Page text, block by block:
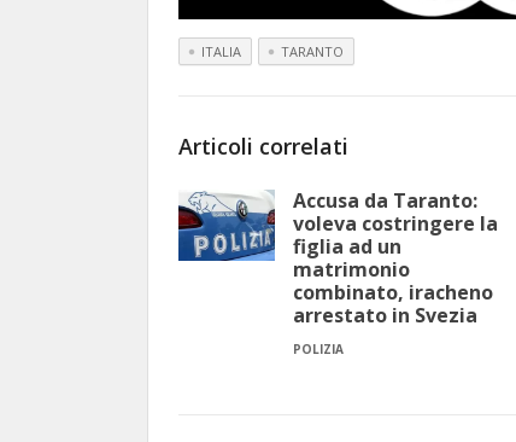
ITALIA TARANTO
Articoli correlati
Accusa da Taranto:
voleva costringere la
figlia ad un
matrimonio
combinato, iracheno
arrestato in Svezia
POLIZIA